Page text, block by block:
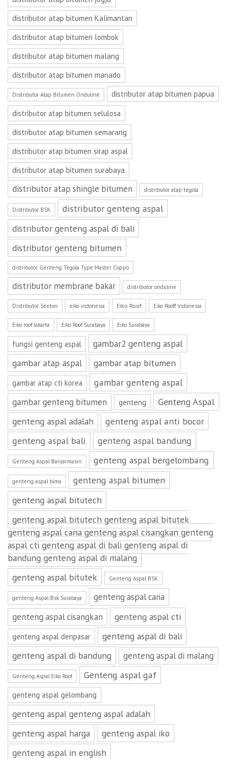
distributor atap bitumen Kalimantan
distributor atap bitumen lombok
distributor atap bitumen malang
distributor atap bitumen manado
Distributor Atap Bitumen Onduline
distributor atap bitumen papua
distributor atap bitumen selulosa
distributor atap bitumen semarang
distributor atap bitumen sirap aspal
distributor atap bitumen surabaya
distributor atap shingle bitumen distributor atap tegola
Distributor BSK
distributor genteng aspal
distributor genteng aspal di bali
distributor genteng bitumen
distributor Genteng Tegola Type Master Coppo
distributor membrane bakar distributor onduline
Distributor Seeton eiko indonesia Eiko Roof Eiko Rooff Indonesia
Eiko roof Jakarta Eiko Roof Surabaya Eiko Surabaya
fungsi genteng aspal
gambar2 genteng aspal
gambar atap aspal
gambar atap bitumen
gambar atap cti korea gambar genteng aspal
gambar genteng bitumen genteng
Genteng Aspal
genteng aspal adalah
genteng aspal anti bocor
genteng aspal bali
genteng aspal bandung
Genteng Aspal Banjarmasin genteng aspal bergelombang
genteng aspal bima
genteng aspal bitumen
genteng aspal bitutech
genteng aspal bitutech genteng aspal bitutek
genteng aspal cana genteng aspal cisangkan genteng
aspal cti genteng aspal di bali genteng aspal di
bandung genteng aspal di malang
genteng aspal bitutek
Genteng Aspal BSK
genteng Aspal Bsk Surabaya
genteng aspal cana
genteng aspal cisangkan
genteng aspal cti
genteng aspal denpasar
genteng aspal di bali
genteng aspal di bandung
genteng aspal di malang
Genteng Aspal Eiko Roof Genteng aspal gaf
genteng aspal gelombang
genteng aspal genteng aspal adalah
genteng aspal harga
genteng aspal iko
genteng aspal in english